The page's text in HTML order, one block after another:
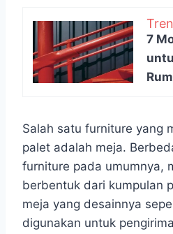
7
Salah satu furniture yang
palet adalah meja.
furniture pada umumnya,
berbentuk dari kumpulan
meja yang desainnya
digunakan untuk